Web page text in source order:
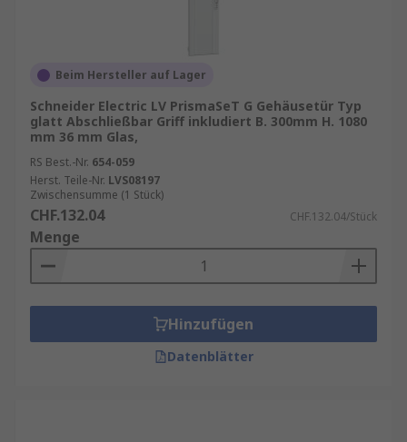
Beim Hersteller auf Lager
Schneider Electric LV PrismaSeT G Gehäusetür Typ
glatt Abschließbar Griff inkludiert B. 300mm H. 1080
mm 36 mm Glas,
RS Best.-Nr. 654-059
Herst. Teile-Nr. LVS08197
Zwischensumme (1 Stück)
CHF.132.04 CHF.132.04/Stück
Menge
Hinzufügen
Datenblätter